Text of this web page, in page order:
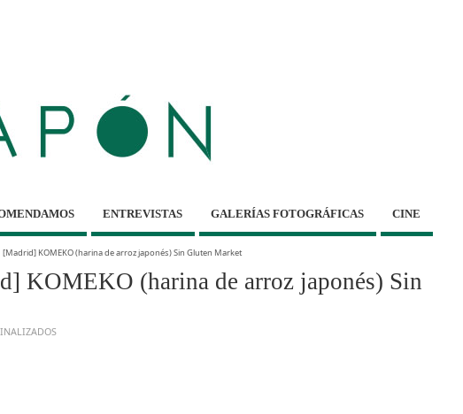
ENTREVISTAS GALERÍAS FOTOGRÁFICAS CINE
[Madrid] KOMEKO (harina de arroz japonés) Sin Gluten Market
KOMEKO (harina de arroz japonés) Sin